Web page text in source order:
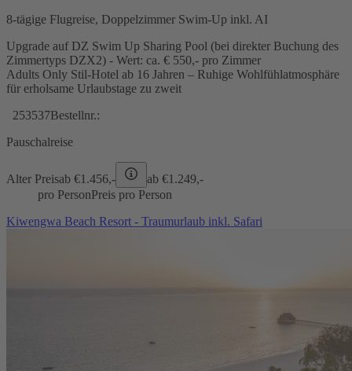
8-tägige Flugreise, Doppelzimmer Swim-Up inkl. AI
Upgrade auf DZ Swim Up Sharing Pool (bei direkter Buchung des
Zimmertyps DZX2) - Wert: ca. € 550,- pro Zimmer
Adults Only Stil-Hotel ab 16 Jahren – Ruhige Wohlfühlatmosphäre
für erholsame Urlaubstage zu zweit
253537Bestellnr.:
Pauschalreise
Alter Preisab €1.456,- ab €1.249,-
pro PersonPreis pro Person
Kiwengwa Beach Resort - Traumurlaub inkl. Safari